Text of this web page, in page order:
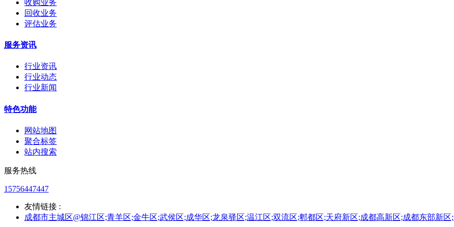
收购业务
回收业务
评估业务
服务资讯
行业资讯
行业动态
行业新闻
特色功能
网站地图
聚合标签
站内搜索
服务热线
15756447447
友情链接 :
成都市主城区@锦江区;青羊区;金牛区;武侯区;成华区;龙泉驿区;温江区;双流区;郫都区;天府新区;成都高新区;成都东部新